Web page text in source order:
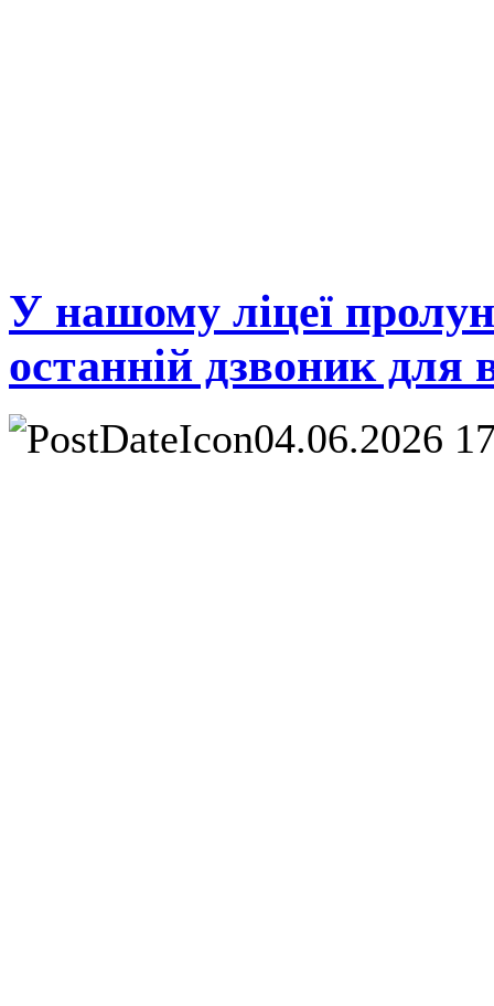
У нашому ліцеї
останній дзвоник для
04.06.2026